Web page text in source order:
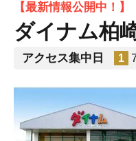
【最新情報公開中！】
ダイナム柏
アクセス集中日 1